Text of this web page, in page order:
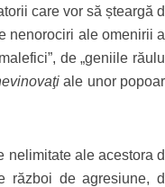
care vor să șteargă
nenorociri ale omenirii
de „geniile
ale unor
nelimitate ale acestora
război de agresiune,